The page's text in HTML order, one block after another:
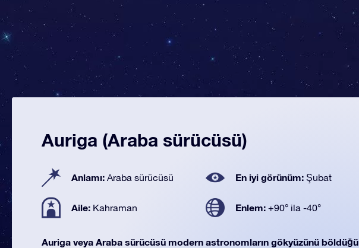
Auriga (Araba sürücüsü)
Anlamı: Araba sürücüsü En iyi görünüm: Şubat
Aile: Kahraman Enlem: +90° ila -40°
Auriga veya Araba sürücüsü modern astronomların gökyüzünü böldüğü